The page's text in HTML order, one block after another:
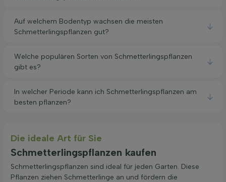
Auf welchem Bodentyp wachsen die meisten
Schmetterlingspflanzen gut?
Welche populären Sorten von Schmetterlingspflanzen
gibt es?
In welcher Periode kann ich Schmetterlingspflanzen am
besten pflanzen?
Die ideale Art für Sie
Schmetterlingspflanzen kaufen
Schmetterlingspflanzen sind ideal für jeden Garten. Diese
Pflanzen ziehen Schmetterlinge an und fördern die